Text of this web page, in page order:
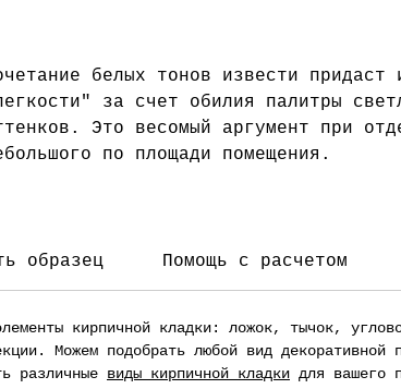
белых тонов извести придаст
за счет обилия палитры
Это весомый аргумент при
по площади помещения.
Ренненкампфа, который был
кирпичного завода с 1852
или прочитать о заводе
Вы можете по ссылке.
образец Помощь с расчетом
кирпичной кладки: ложок, тычок,
Можем подобрать любой вид декоративной
различные виды кирпичной кладки для вашего